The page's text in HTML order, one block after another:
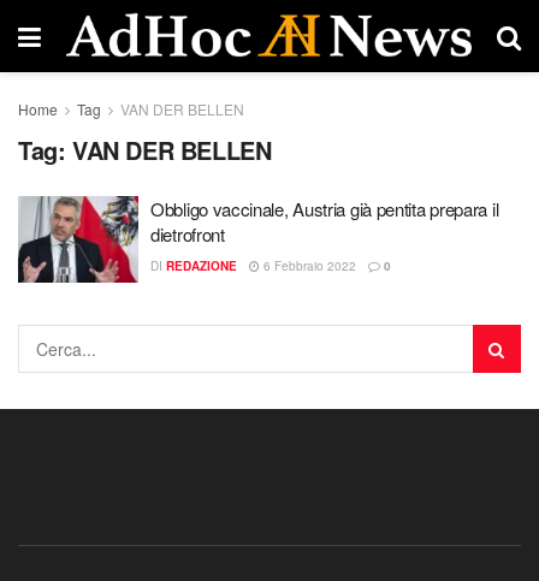
Home Tag VAN DER BELLEN
Tag: VAN DER BELLEN
Obbligo vaccinale, Austria già pentita prepara il
dietrofront
DI REDAZIONE 6 Febbraio 2022 0